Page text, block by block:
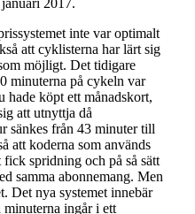
inte var optimalt
att cyklisterna har lärt sig
möjligt. Det tidigare
minuterna på cykeln var
hade köpt ett månadskort,
att utnyttja då
sänkes från 43 minuter till
att koderna som används
spridning och på så sätt
samma abonnemang. Men
Det nya systemet innebär
minuterna ingår i ett